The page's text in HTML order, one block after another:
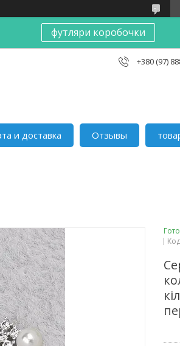
футляри коробочки
+380 (97)
и доставка Отзывы